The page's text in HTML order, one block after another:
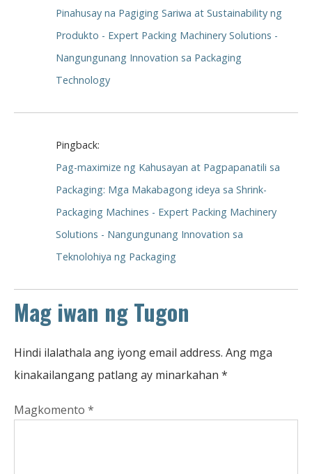
Pinahusay na Pagiging Sariwa at Sustainability ng
Produkto - Expert Packing Machinery Solutions -
Nangungunang Innovation sa Packaging
Technology
Pingback:
Pag-maximize ng Kahusayan at Pagpapanatili sa
Packaging: Mga Makabagong ideya sa Shrink-
Packaging Machines - Expert Packing Machinery
Solutions - Nangungunang Innovation sa
Teknolohiya ng Packaging
Mag iwan ng Tugon
Hindi ilalathala ang iyong email address. Ang mga
kinakailangang patlang ay minarkahan *
Magkomento *